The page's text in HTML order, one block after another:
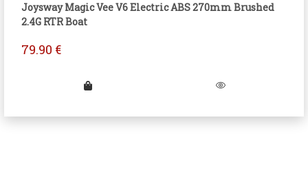
Joysway Magic Vee V6 Electric ABS 270mm Brushed
2.4G RTR Boat
79.90 €